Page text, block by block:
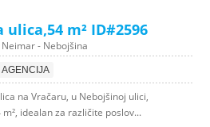
m² ID#2596
- Nebojšina
AGENCIJA
na Vračaru, u Nebojšinoj ulici,
idealan za različite poslov...